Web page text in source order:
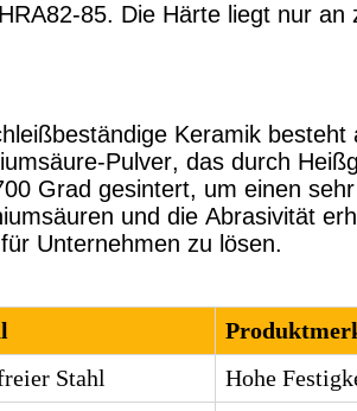
85. Die Härte liegt nur an
Keramik besteht
Pulver, das durch
Grad gesintert, um einen
und die Abrasivität
Unternehmen zu lösen.
Stahl
Hohe